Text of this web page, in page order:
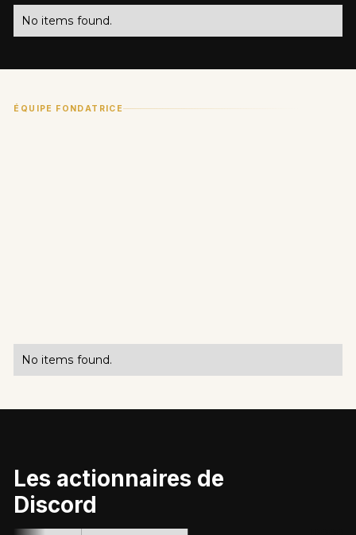
No items found.
ÉQUIPE FONDATRICE
No items found.
Les actionnaires de
Discord